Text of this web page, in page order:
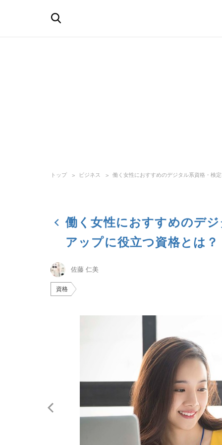
トップ ビジネス 働く女性におすすめのデジタル系資格・検
働く女性におすすめのデ
アップに役立つ資格とは？
佐藤 仁美
資格